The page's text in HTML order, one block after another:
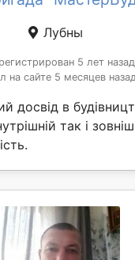
Лубны
5 лет назад
на сайте 5 месяцев
досвід в
так і